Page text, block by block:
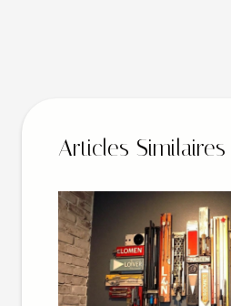
Articles Similaires